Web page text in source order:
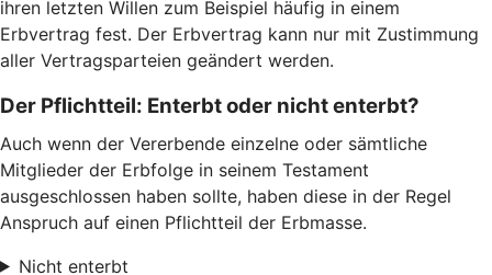
ihren letzten Willen zum Beispiel häufig in einem
Erbvertrag fest. Der Erbvertrag kann nur mit Zustimmung
aller Vertragsparteien geändert werden.
Der Pflichtteil: Enterbt oder nicht enterbt?
Auch wenn der Vererbende einzelne oder sämtliche
Mitglieder der Erbfolge in seinem Testament
ausgeschlossen haben sollte, haben diese in der Regel
Anspruch auf einen Pflichtteil der Erbmasse.
Nicht enterbt